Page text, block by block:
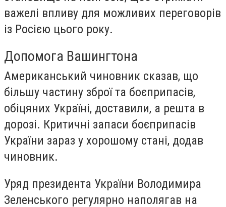
важелі впливу для можливих переговорів
із Росією цього року.
Допомога Вашингтона
Американський чиновник сказав, що
більшу частину зброї та боєприпасів,
обіцяних Україні, доставили, а решта в
дорозі. Критичні запаси боєприпасів
України зараз у хорошому стані, додав
чиновник.
Уряд президента України Володимира
Зеленського регулярно наполягав на